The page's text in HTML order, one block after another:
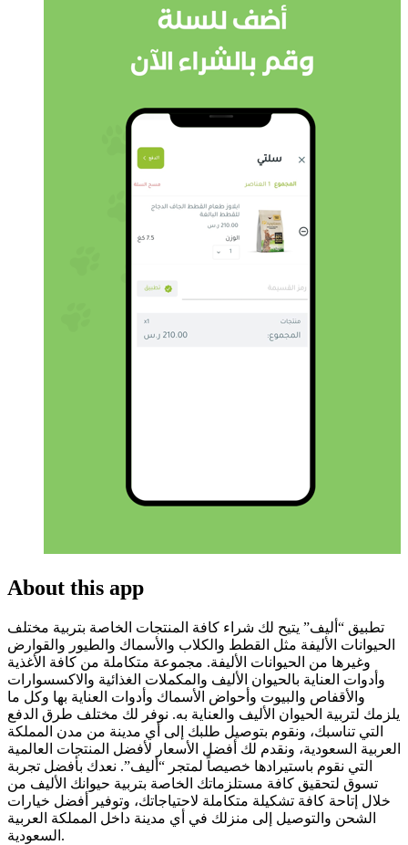
About this app
تطبيق “أليف” يتيح لك شراء كافة المنتجات الخاصة بتربية مختلف
الحيوانات الأليفة مثل القطط والكلاب والأسماك والطيور والقوارض
وغيرها من الحيوانات الأليفة. مجموعة متكاملة من كافة الأغذية
وأدوات العناية بالحيوان الأليف والمكملات الغذائية والاكسسوارات
والأقفاص والبيوت وأحواض الأسماك وأدوات العناية بها وكل ما
يلزمك لتربية الحيوان الأليف والعناية به. نوفر لك مختلف طرق الدفع
التي تناسبك، ونقوم بتوصيل طلبك إلى أي مدينة من مدن المملكة
العربية السعودية، ونقدم لك أفضل الأسعار لأفضل المنتجات العالمية
التي نقوم باستيرادها خصيصاً لمتجر “أليف”. نعدك بأفضل تجربة
تسوق لتحقيق كافة مستلزماتك الخاصة بتربية حيوانك الأليف من
خلال إتاحة كافة تشكيلة متكاملة لاحتياجاتك، وتوفير أفضل خيارات
الشحن والتوصيل إلى منزلك في أي مدينة داخل المملكة العربية
السعودية.